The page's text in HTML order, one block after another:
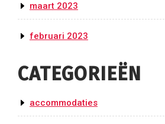
maart 2023
februari 2023
CATEGORIEËN
accommodaties